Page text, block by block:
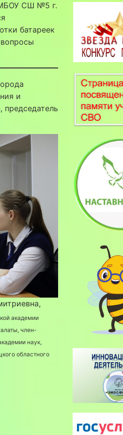
МБОУ СШ №5 г.
батареек
и
председатель
академии
член-
наук,
областного